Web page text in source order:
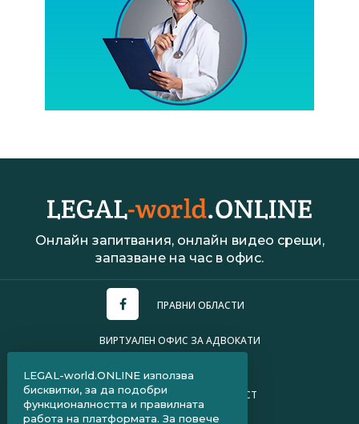
Онлайн запитвания, онлайн видео срещи,
запазване на час в офис.
ПРАВНИ ОБЛАСТИ
ВИРТУАЛЕН ОФИС ЗА АДВОКАТИ
ПОЛИТИКА ЗА ПОВЕРИТЕЛНОСТ
LEGAL-world.ONLINE използва
бисквитки, за да подобри
функционалността и правилната
работа на платформата. За повече